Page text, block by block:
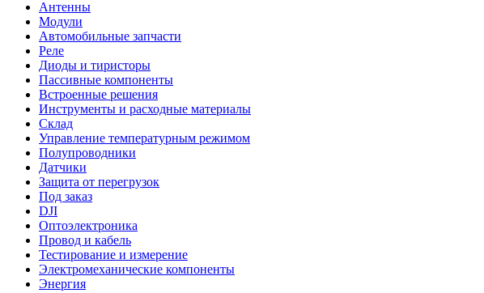
Антенны
Модули
Автомобильные запчасти
Реле
Диоды и тиристоры
Пассивные компоненты
Встроенные решения
Инструменты и расходные материалы
Склад
Управление температурным режимом
Полупроводники
Датчики
Защита от перегрузок
Под заказ
DJI
Оптоэлектроника
Провод и кабель
Тестирование и измерение
Электромеханические компоненты
Энергия